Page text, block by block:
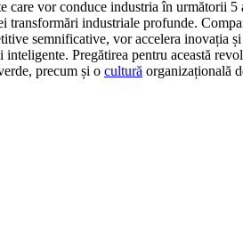
care vor conduce industria în următorii
transformări industriale profunde.
semnificative, vor accelera inovația
inteligente. Pregătirea pentru această
precum și o cultură organizațională